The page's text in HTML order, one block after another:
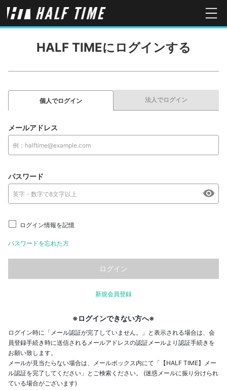
HALF TIMEにログインする
個人でログイン 法人でログイン
メールアドレス
パスワード
ログイン情報を記憶
パスワードを忘れた方
新規会員登録
※ログインできない方へ※
ログイン時に「メール認証が完了していません。」と表示される場合は、会
員登録手続き時に送信されるメールアドレスの認証メールより認証手続きを
お願い致します。
メールが見当たらない場合は、メールボックス内にて「【HALF TIME】メー
ル認証を完了してください」とご検索ください。 (迷惑メールに振り分けられ
ている場合がございます)